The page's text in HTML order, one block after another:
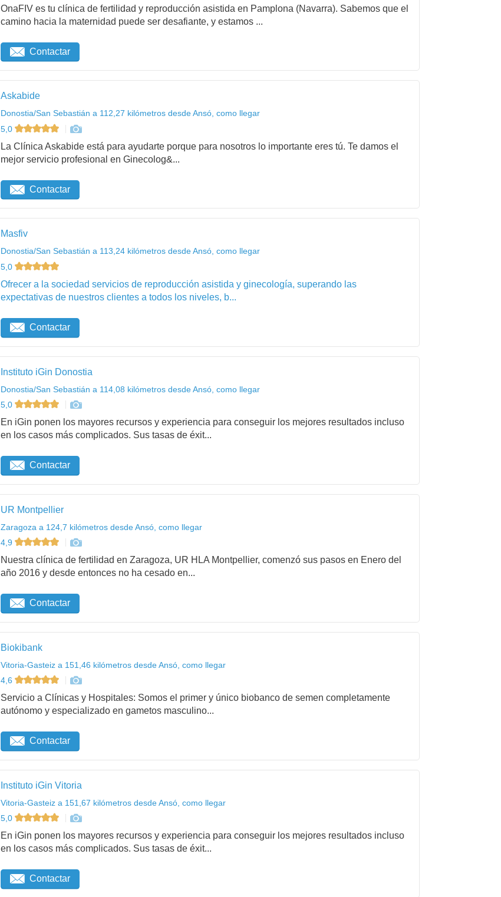
OnaFIV es tu clínica de fertilidad y reproducción asistida en Pamplona (Navarra). Sabemos que el
camino hacia la maternidad puede ser desafiante, y estamos ...
Contactar
Askabide
Donostia/San Sebastián a 112,27 kilómetros desde Ansó, como llegar
5,0
La Clínica Askabide está para ayudarte porque para nosotros lo importante eres tú. Te damos el
mejor servicio profesional en Ginecolog&...
Contactar
Masfiv
Donostia/San Sebastián a 113,24 kilómetros desde Ansó, como llegar
5,0
Ofrecer a la sociedad servicios de reproducción asistida y ginecología, superando las
expectativas de nuestros clientes a todos los niveles, b...
Contactar
Instituto iGin Donostia
Donostia/San Sebastián a 114,08 kilómetros desde Ansó, como llegar
5,0
En iGin ponen los mayores recursos y experiencia para conseguir los mejores resultados incluso
en los casos más complicados. Sus tasas de éxit...
Contactar
UR Montpellier
Zaragoza a 124,7 kilómetros desde Ansó, como llegar
4,9
Nuestra clínica de fertilidad en Zaragoza, UR HLA Montpellier, comenzó sus pasos en Enero del
año 2016 y desde entonces no ha cesado en...
Contactar
Biokibank
Vitoria-Gasteiz a 151,46 kilómetros desde Ansó, como llegar
4,6
Servicio a Clínicas y Hospitales: Somos el primer y único biobanco de semen completamente
autónomo y especializado en gametos masculino...
Contactar
Instituto iGin Vitoria
Vitoria-Gasteiz a 151,67 kilómetros desde Ansó, como llegar
5,0
En iGin ponen los mayores recursos y experiencia para conseguir los mejores resultados incluso
en los casos más complicados. Sus tasas de éxit...
Contactar